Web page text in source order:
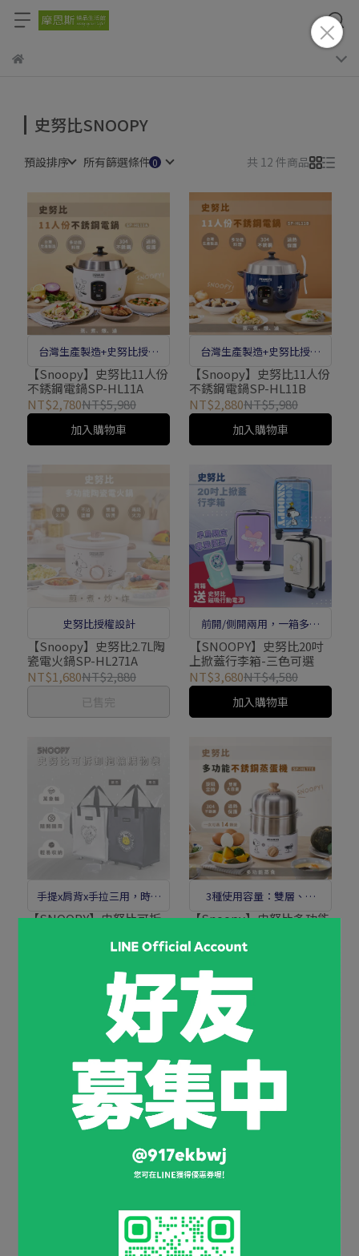
史努比SNOOPY
預設排序 所有篩選條件 共 12 件商品
台灣生產製造+史努比授權
設計
【Snoopy】史努比11人份
不銹鋼電鍋SP-HL11A
NT$2,780NT$5,980
加入購物車
台灣生產製造+史努比授權
設計
【Snoopy】史努比11人份
不銹鋼電鍋SP-HL11B
NT$2,880NT$5,980
加入購物車
史努比授權設計
【Snoopy】史努比2.7L陶
瓷電火鍋SP-HL271A
NT$1,680NT$2,880
已售完
前開/側開兩用，一箱多用
途，使用更順心
【SNOOPY】史努比20吋
上掀蓋行李箱-三色可選
NT$3,680NT$4,580
加入購物車
手提x肩背x手拉三用，時尚
多用途一包搞定
【SNOOPY】史努比可拆
NT$3,680
已售完
3種使用容量：雙層、單
層、高單層
【Snoopy】史努比多功能
NT$1,180NT$2,580
加入購物車
史努比授權設計
NT$2,880
加入購物車
史努比授權設計
NT$999NT$2,880
加入購物車